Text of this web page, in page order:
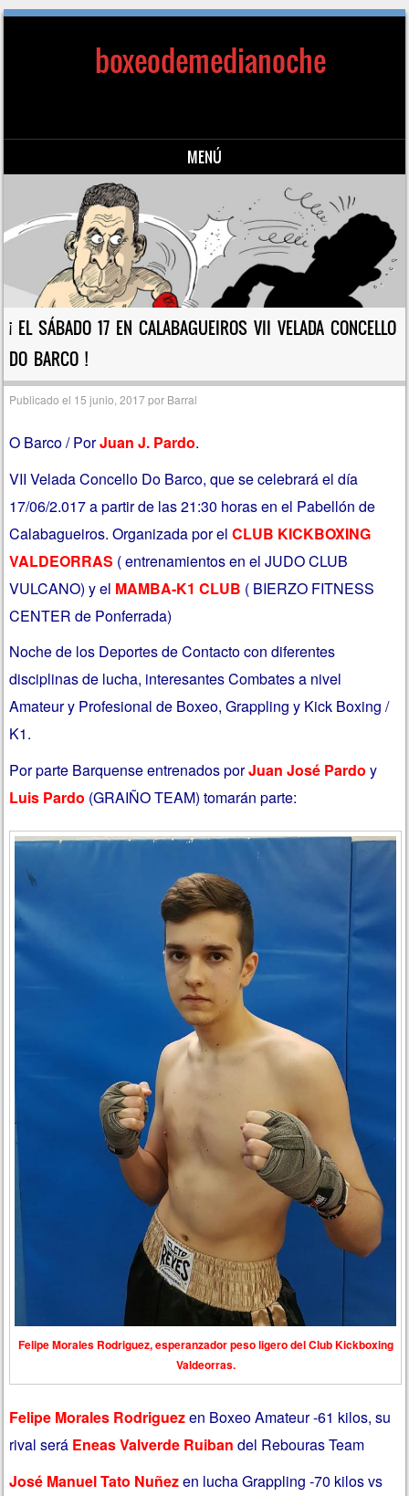
boxeodemedianoche
MENÚ
Saltar al contenido
¡ EL SÁBADO 17 EN CALABAGUEIROS VII VELADA CONCELLO
DO BARCO !
Publicado el 15 junio, 2017por Barral
O Barco / PorJuan J. Pardo.
VII Velada Concello Do Barco, que se celebrará el día
17/06/2.017 a partir de las 21:30 horas en el Pabellón de
Calabagueiros. Organizada por elCLUB KICKBOXING
VALDEORRAS ( entrenamientos en el JUDO CLUB
VULCANO) y el MAMBA-K1 CLUB ( BIERZO FITNESS
CENTER de Ponferrada)
Noche de los Deportes de Contacto con diferentes
disciplinas de lucha, interesantes Combates a nivel
Amateur y Profesional de Boxeo, Grappling y Kick Boxing /
K1.
Por parte Barquense entrenados porJuan José Pardo y
Luis Pardo (GRAIÑO TEAM) tomarán parte:
Felipe Morales Rodriguez, esperanzador peso ligero del Club Kickboxing
Valdeorras.
Felipe Morales Rodriguezen Boxeo Amateur -61 kilos, su
rival será Eneas Valverde Ruiban del Rebouras Team
José Manuel Tato Nuñezen lucha Grappling -70 kilos vs